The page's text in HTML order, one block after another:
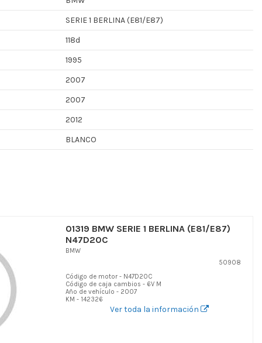
SERIE 1 BERLINA (E81/E87)
118d
1995
2007
2007
2012
BLANCO
01319 BMW SERIE 1 BERLINA (E81/E87)
N47D20C
BMW
50908
Código de motor - N47D20C
Código de caja cambios - 6V M
Año de vehículo - 2007
KM - 142326
Ver toda la información